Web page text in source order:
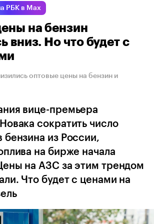
Changan Omoda
РБК в Max
на бензин
вниз. Но что будет с
оптовые цены на бензин и
вице-премьера
сократить число
бензина из России,
на бирже начала
на АЗС за этим трендом
Что будет с ценами на